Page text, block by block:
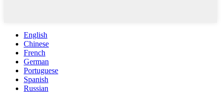
English
Chinese
French
German
Portuguese
Spanish
Russian